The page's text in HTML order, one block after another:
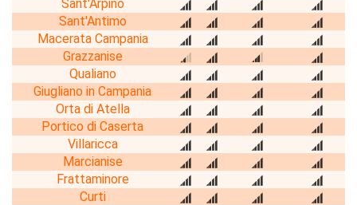
Sant'Arpino
Sant'Antimo
Macerata Campania
Grazzanise
Qualiano
Giugliano in Campania
Orta di Atella
Portico di Caserta
Villaricca
Marcianise
Frattaminore
Curti